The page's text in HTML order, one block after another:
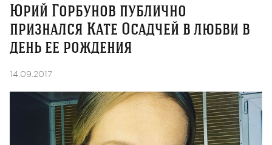
Юрий Горбунов публично
признался Кате Осадчей в любви в
день ее рождения
14.09.2017